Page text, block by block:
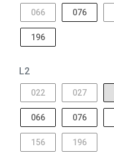
066 076
196
L2
022 027
066 076
156 196